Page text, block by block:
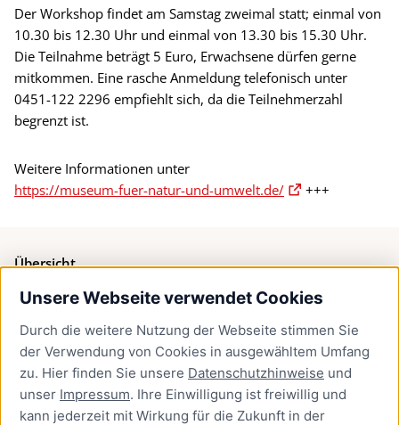
Unsere Webseite verwendet Cookies
Durch die weitere Nutzung der Webseite stimmen Sie
der Verwendung von Cookies in ausgewähltem Umfang
zu. Hier finden Sie unsere Datenschutzhinweise und
unser Impressum. Ihre Einwilligung ist freiwillig und
kann jederzeit mit Wirkung für die Zukunft in der
Der Workshop findet am Samstag zweimal statt; einmal von
10.30 bis 12.30 Uhr und einmal von 13.30 bis 15.30 Uhr.
Die Teilnahme beträgt 5 Euro, Erwachsene dürfen gerne
mitkommen. Eine rasche Anmeldung telefonisch unter
0451-122 2296 empfiehlt sich, da die Teilnehmerzahl
begrenzt ist.
Weitere Informationen unter
https://museum-fuer-natur-und-umwelt.de/
+++
Übersicht
Bürgerservice
Presse
Newsletter Lübeck:kompakt
Kontakt